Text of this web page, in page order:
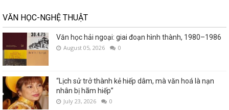
VĂN HỌC-NGHỆ THUẬT
Văn học hải ngoại: giai đoạn hình thành, 1980–1986
August 05, 2026 0
“Lịch sử trở thành kẻ hiếp dâm, mà văn hoá là nạn
nhân bị hãm hiếp”
July 23, 2026 0